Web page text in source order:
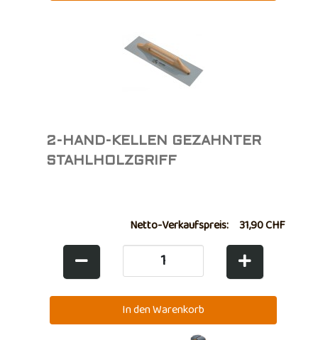
2-HAND-KELLEN GEZAHNTER
STAHLHOLZGRIFF
Netto-Verkaufspreis: 31,90 CHF